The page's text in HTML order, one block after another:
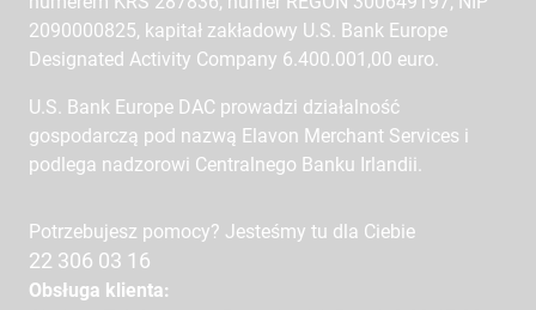
2090000825, kapitał zakładowy U.S. Bank Europe
Designated Activity Company 6.400.001,00 euro.
U.S. Bank Europe DAC prowadzi działalność
gospodarczą pod nazwą Elavon Merchant Services i
podlega nadzorowi Centralnego Banku Irlandii.
Potrzebujesz pomocy? Jesteśmy tu dla Ciebie
22 306 03 16
Obsługa klienta: